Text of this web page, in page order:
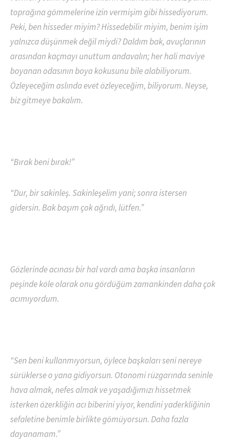
toprağına gömmelerine izin vermişim gibi hissediyorum.
Peki, ben hisseder miyim? Hissedebilir miyim, benim işim
yalnızca düşünmek değil miydi? Daldım bak, avuçlarının
arasından kaçmayı unuttum andavalın; her hali maviye
boyanan odasının boya kokusunu bile alabiliyorum.
Özleyeceğim aslında evet özleyeceğim, biliyorum. Neyse,
biz gitmeye bakalım.
“Bırak beni bırak!”
“Dur, bir sakinleş. Sakinleşelim yani; sonra istersen
gidersin. Bak başım çok ağrıdı, lütfen.”
Gözlerinde acınası bir hal vardı ama başka insanların
peşinde köle olarak onu gördüğüm zamankinden daha çok
acımıyordum.
“Sen beni kullanmıyorsun, öylece başkaları seni nereye
sürüklerse o yana gidiyorsun. Otonomi rüzgarında seninle
hava almak, nefes almak ve yaşadığımızı hissetmek
isterken özerkliğin acı biberini yiyor, kendini yaderkliğinin
sefaletine benimle birlikte gömüyorsun. Daha fazla
dayanamam.”